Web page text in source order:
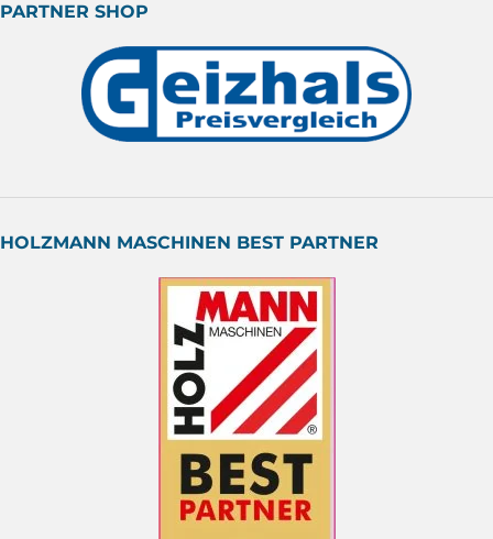
PARTNER SHOP
HOLZMANN MASCHINEN BEST PARTNER